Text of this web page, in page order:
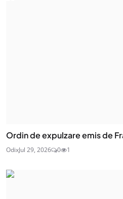
Ordin de expulzare emis de
OdixJul 29, 2026 0 1